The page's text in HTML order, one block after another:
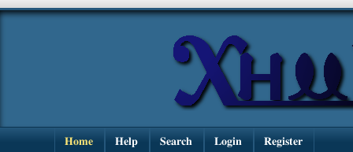
Home Help Search Login Register